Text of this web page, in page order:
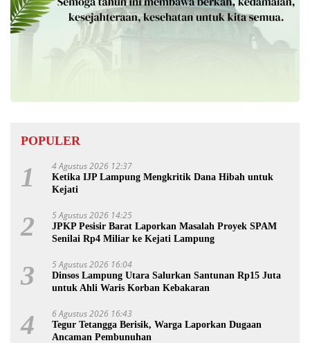
POPULER
1 4 Agustus 2026 12:37
Ketika IJP Lampung Mengkritik Dana Hibah untuk
Kejati
2 5 Agustus 2026 14:25
JPKP Pesisir Barat Laporkan Masalah Proyek SPAM
Senilai Rp4 Miliar ke Kejati Lampung
3 5 Agustus 2026 16:04
Dinsos Lampung Utara Salurkan Santunan Rp15 Juta
untuk Ahli Waris Korban Kebakaran
4 6 Agustus 2026 16:43
Tegur Tetangga Berisik, Warga Laporkan Dugaan
Ancaman Pembunuhan